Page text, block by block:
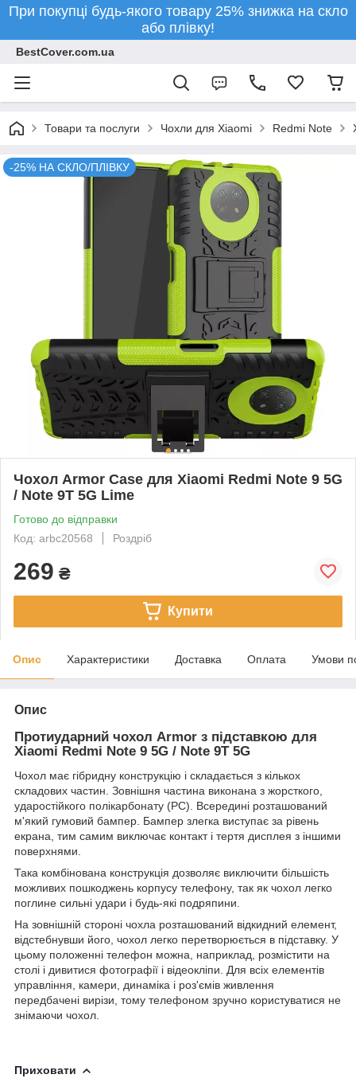
При покупці будь-якого товару 25% знижка на скло
або плівку!
BestCover.com.ua
Товари та послуги Чохли для Xiaomi Redmi Note
-25% НА СКЛО/ПЛІВКУ
Чохол Armor Case для Xiaomi Redmi Note 9 5G
/ Note 9T 5G Lime
Готово до відправки
Код: arbc20568
Роздріб
269 ₴
Купити
Опис Характеристики Доставка Оплата Умови
Опис
Протиударний чохол Armor з підставкою для
Xiaomi Redmi Note 9 5G / Note 9T 5G
Чохол має гібридну конструкцію і складається з кількох
складових частин. Зовнішня частина виконана з жорсткого,
ударостійкого полікарбонату (PC). Всередині розташований
м'який гумовий бампер. Бампер злегка виступає за рівень
екрана, тим самим виключає контакт і тертя дисплея з іншими
поверхнями.
Така комбінована конструкція дозволяє виключити більшість
можливих пошкоджень корпусу телефону, так як чохол легко
поглине сильні удари і будь-які подряпини.
На зовнішній стороні чохла розташований відкидний елемент,
відстебнувши його, чохол легко перетворюється в підставку. У
цьому положенні телефон можна, наприклад, розмістити на
столі і дивитися фотографії і відеокліпи. Для всіх елементів
управління, камери, динаміка і роз'ємів живлення
передбачені вирізи, тому телефоном зручно користуватися не
знімаючи чохол.
Приховати